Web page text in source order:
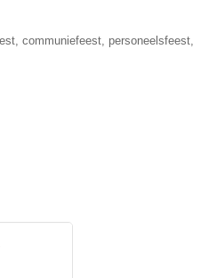
communiefeest, personeelsfeest,